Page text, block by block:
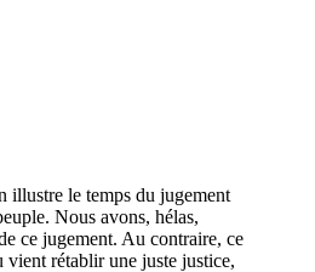
illustre le temps du jugement
Nous avons, hélas,
ce jugement. Au contraire, ce
vient rétablir une juste justice,